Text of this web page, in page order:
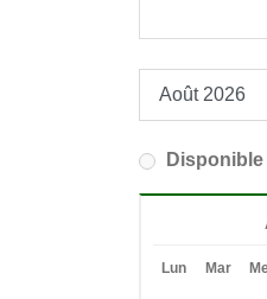
Disponible
Lun Mar